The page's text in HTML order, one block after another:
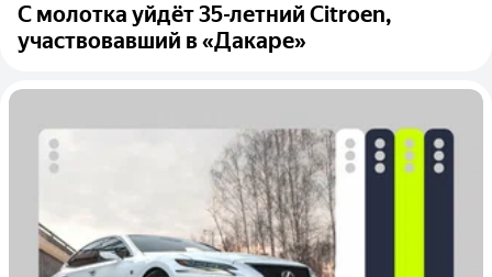
С молотка уйдёт 35-летний Citroen,
участвовавший в «Дакаре»